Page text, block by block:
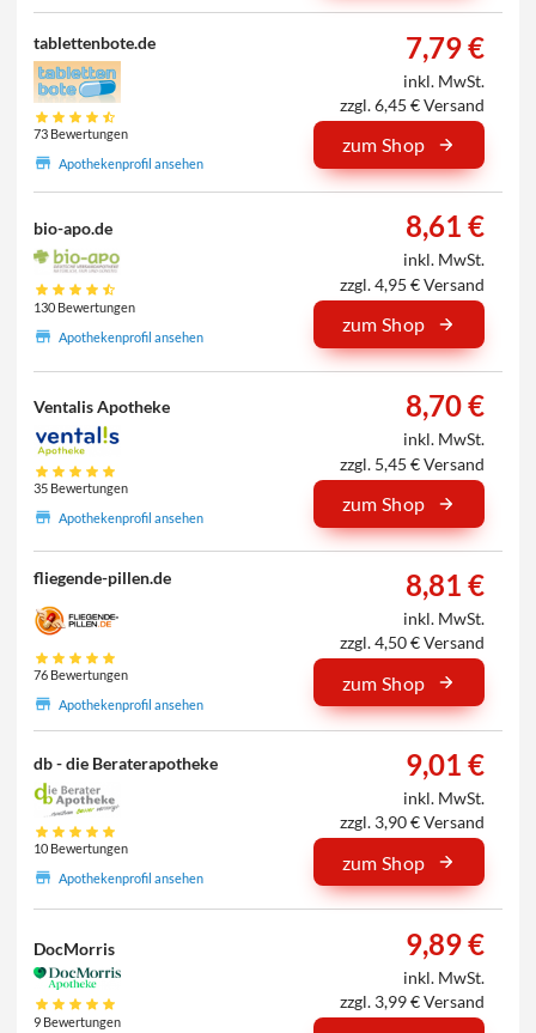
tablettenbote.de
73 Bewertungen
Apothekenprofil ansehen
7,79 €
inkl. MwSt.
zzgl. 6,45 € Versand
zum Shop
bio-apo.de
130 Bewertungen
Apothekenprofil ansehen
8,61 €
inkl. MwSt.
zzgl. 4,95 € Versand
zum Shop
Ventalis Apotheke
35 Bewertungen
Apothekenprofil ansehen
8,70 €
inkl. MwSt.
zzgl. 5,45 € Versand
zum Shop
fliegende-pillen.de
76 Bewertungen
Apothekenprofil ansehen
8,81 €
inkl. MwSt.
zzgl. 4,50 € Versand
zum Shop
db - die Beraterapotheke
10 Bewertungen
Apothekenprofil ansehen
9,01 €
inkl. MwSt.
zzgl. 3,90 € Versand
zum Shop
DocMorris
9 Bewertungen
9,89 €
inkl. MwSt.
zzgl. 3,99 € Versand